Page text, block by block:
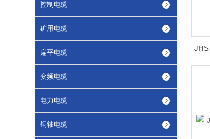
控制电缆
矿用电缆
扁平电缆
变频电缆
电力电缆
铜轴电缆